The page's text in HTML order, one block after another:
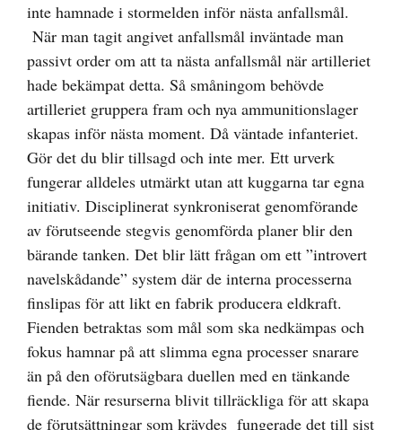
inte hamnade i stormelden inför nästa anfallsmål.
När man tagit angivet anfallsmål inväntade man
passivt order om att ta nästa anfallsmål när artilleriet
hade bekämpat detta. Så småningom behövde
artilleriet gruppera fram och nya ammunitionslager
skapas inför nästa moment. Då väntade infanteriet.
Gör det du blir tillsagd och inte mer. Ett urverk
fungerar alldeles utmärkt utan att kuggarna tar egna
initiativ. Disciplinerat synkroniserat genomförande
av förutseende stegvis genomförda planer blir den
bärande tanken. Det blir lätt frågan om ett ”introvert
navelskådande” system där de interna processerna
finslipas för att likt en fabrik producera eldkraft.
Fienden betraktas som mål som ska nedkämpas och
fokus hamnar på att slimma egna processer snarare
än på den oförutsägbara duellen med en tänkande
fiende. När resurserna blivit tillräckliga för att skapa
de förutsättningar som krävdes fungerade det till sist